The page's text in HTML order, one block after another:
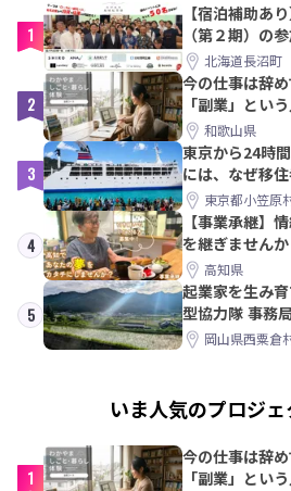
1
【宿泊補助あ
（第２期）の
【8/21〆】
北海道長沼町
2
今の仕事は辞
「副業」とい
和歌山県
3
東京から24時
には、なぜ移
みた東京都小笠原
4
【事業承継】
を継ぎません
ら約10年！
高知県
5
起業家を生み
型協力隊 事務
岡山県西粟倉
いま人気のプロジ
1
今の仕事は辞
「副業」とい